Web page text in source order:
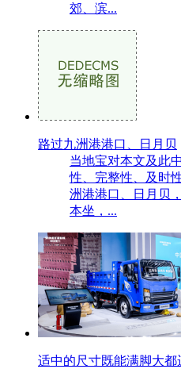
郊、滨...
路过九洲港港口、日月贝
当地宝对本文及此
性、完整性、及时
洲港港口、日月贝
本坐，...
适中的尺寸既能满脚大都